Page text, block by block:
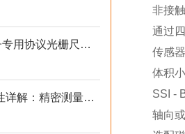
DIRVE CLIQ西门子专用协议光栅尺的应用情况
角度编码器产品特性详解：精密测量与智能控制的核心组件
非接
通过
传感
体积
SSI -
轴向